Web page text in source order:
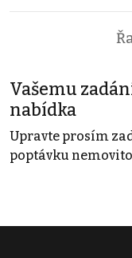
Vašemu
nabídka
Upravte prosím
poptávku